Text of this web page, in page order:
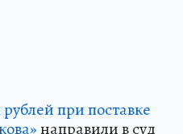
при поставке
направили в суд